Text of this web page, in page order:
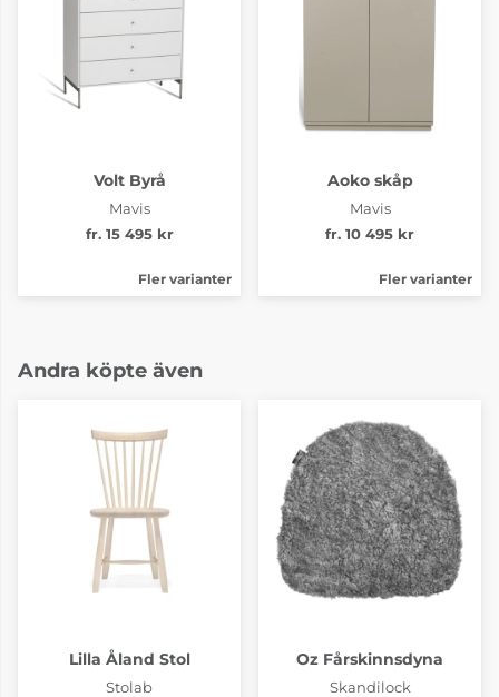
Volt Byrå
Mavis
fr. 15 495 kr
Fler varianter
Aoko skåp
Mavis
fr. 10 495 kr
Fler varianter
Andra köpte även
Lilla Åland Stol
Stolab
Oz Fårskinnsdyna
Skandilock